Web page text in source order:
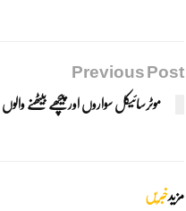
Previous Post
موٹرسائیکل سواروں اور پیچھے بیٹھنے
مزیدخبریں